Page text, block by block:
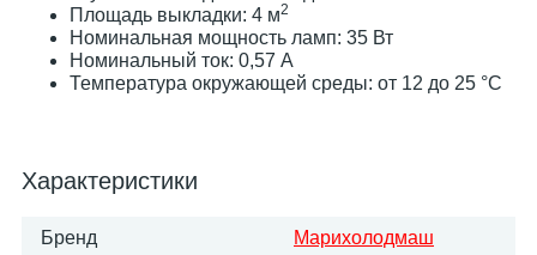
Площадь выкладки: 4 м2
Номинальная мощность ламп: 35 Вт
Номинальный ток: 0,57 А
Температура окружающей среды: от 12 до 25 °С
Характеристики
Бренд Марихолодмаш